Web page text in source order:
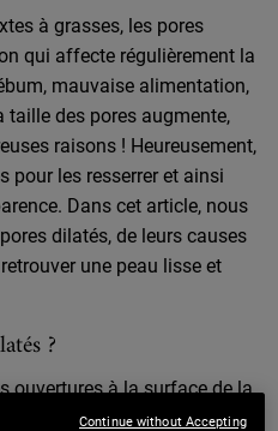
à grasses, les pores
qui affecte régulièrement la
mauvaise alimentation,
des pores augmente,
raisons ! Heureusement,
pour les resserrer et ainsi
Dans cet article, nous
dilatés, de leurs causes
une peau lisse et
?
ouvertures à la surface de la
à respirer. Ces canaux
Continue without Accepting